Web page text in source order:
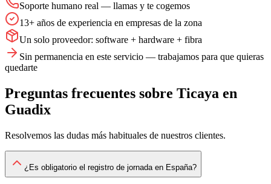
Soporte humano real — llamas y te cogemos
13+ años de experiencia en empresas de la zona
Un solo proveedor: software + hardware + fibra
Sin permanencia en este servicio — trabajamos para que quieras
quedarte
Preguntas frecuentes sobre Ticaya en
Guadix
Resolvemos las dudas más habituales de nuestros clientes.
¿Es obligatorio el registro de jornada en España?